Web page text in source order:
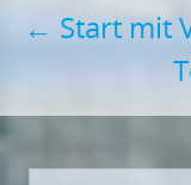
Post
← Start mit